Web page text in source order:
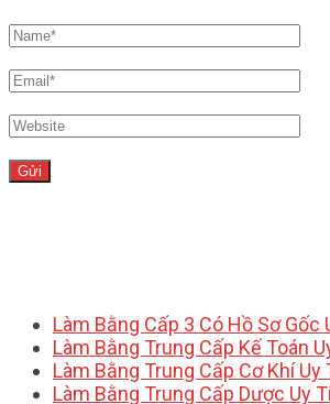
Làm Bằng Cấp 3 Có Hồ Sơ
Làm Bằng Trung Cấp Kế Toán
Làm Bằng Trung Cấp Cơ Khí
Làm Bằng Trung Cấp Dược Uy